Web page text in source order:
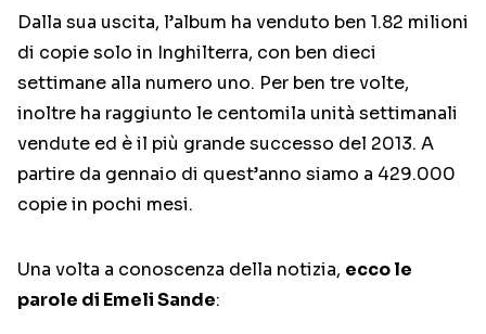
Dalla sua uscita, l’album ha venduto ben 1.82 milioni
di copie solo in Inghilterra, con ben dieci
settimane alla numero uno. Per ben tre volte,
inoltre ha raggiunto le centomila unità settimanali
vendute ed è il più grande successo del 2013. A
partire da gennaio di quest’anno siamo a 429.000
copie in pochi mesi.
Una volta a conoscenza della notizia, ecco le
parole di Emeli Sande: